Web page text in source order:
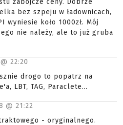
zabójcze ceny. Dobrze
bez szpeju w ładownicach,
wyniesie koło 1000zł. Mój
nie należy, ale to już gruba
22:20
drogo to popatrz na
LBT, TAG, Paraclete...
@ 21:22
- oryginalnego.